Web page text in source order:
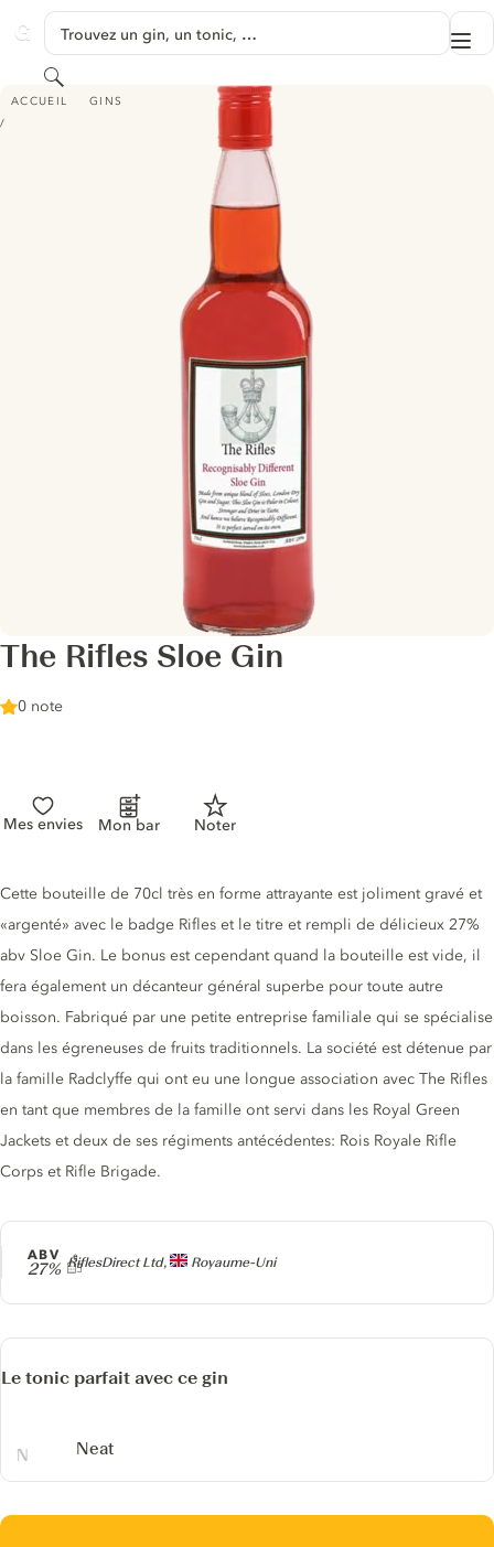
GINVENTORY
Trouvez un gin, un tonic, …
Rechercher
ACCUEIL GINS
THE RIFLES SLOE GIN
The Rifles Sloe Gin
0 note
Mes envies Mon bar Noter
Producteur
RiflesDirect Ltd, Royaume-Uni
ABV
27%
Description du gin
Cette bouteille de 70cl très en forme attrayante est joliment gravé et
«argenté» avec le badge Rifles et le titre et rempli de délicieux 27%
abv Sloe Gin. Le bonus est cependant quand la bouteille est vide, il
fera également un décanteur général superbe pour toute autre
boisson. Fabriqué par une petite entreprise familiale qui se spécialise
dans les égreneuses de fruits traditionnels. La société est détenue par
la famille Radclyffe qui ont eu une longue association avec The Rifles
en tant que membres de la famille ont servi dans les Royal Green
Jackets et deux de ses régiments antécédentes: Rois Royale Rifle
Corps et Rifle Brigade.
Le tonic parfait avec ce gin
Neat